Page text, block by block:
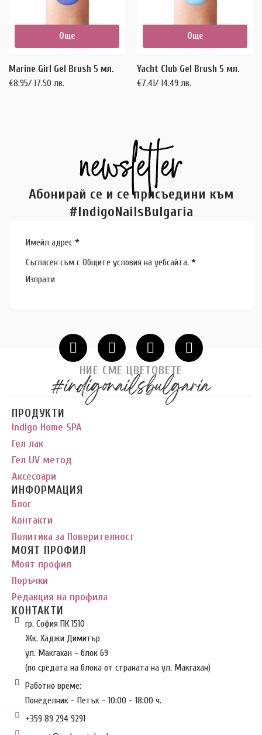
Още
Marine Girl Gel Brush 5 мл.
€8.95/ 17.50 лв.
Още
Yacht Club Gel Brush 5 мл.
€7.41/ 14.49 лв.
Абонирай се и се присъедини към
#IndigoNailsBulgaria
Section
Имейл адрес *
Съгласен съм с Общите условияна уебсайта. *
Изпрати
НИЕ СМЕ ЦВЕТОВЕТЕ
#indigonailsbulgaria
ПРОДУКТИ
Indigo Home SPA
Гел лак
Гел UV метод
Аксесоари
ИНФОРМАЦИЯ
Блог
Контакти
Политика за Поверителност
МОЯТ ПРОФИЛ
Моят профил
Поръчки
Редакция на профила
КОНТАКТИ
гр. София ПК 1510
Жк. Хаджи Димитър
ул. Макгахан - блок 69
(по средата на блока от страната на ул. Макгахан)
Работно време:
Понеделник - Петък - 10:00 - 18:00 ч.
+359 89 294 9291